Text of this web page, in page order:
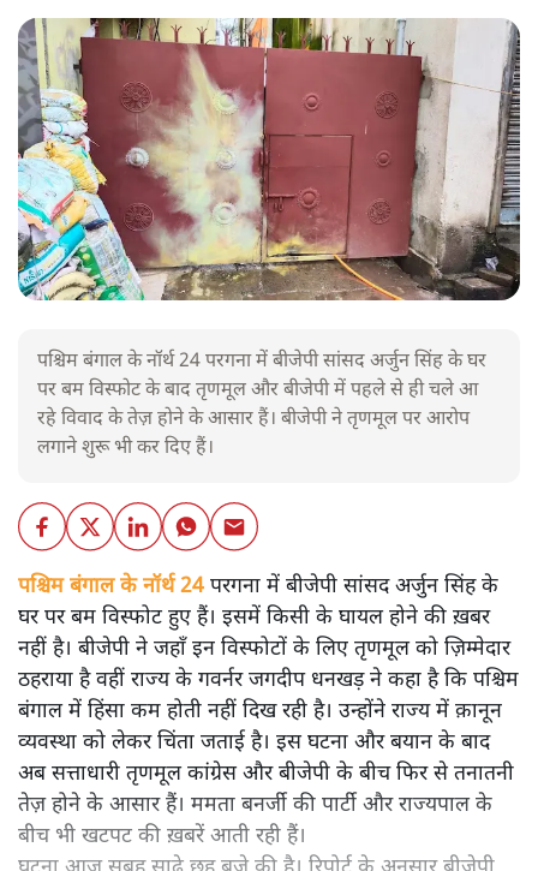
पश्चिम बंगाल के नॉर्थ 24 परगना में बीजेपी सांसद अर्जुन सिंह के घर
पर बम विस्फोट के बाद तृणमूल और बीजेपी में पहले से ही चले आ
रहे विवाद के तेज़ होने के आसार हैं। बीजेपी ने तृणमूल पर आरोप
लगाने शुरू भी कर दिए हैं।
पश्चिम बंगाल के नॉर्थ 24 परगना में बीजेपी सांसद अर्जुन सिंह के
घर पर बम विस्फोट हुए हैं। इसमें किसी के घायल होने की ख़बर
नहीं है। बीजेपी ने जहाँ इन विस्फोटों के लिए तृणमूल को ज़िम्मेदार
ठहराया है वहीं राज्य के गवर्नर जगदीप धनखड़ ने कहा है कि पश्चिम
बंगाल में हिंसा कम होती नहीं दिख रही है। उन्होंने राज्य में क़ानून
व्यवस्था को लेकर चिंता जताई है। इस घटना और बयान के बाद
अब सत्ताधारी तृणमूल कांग्रेस और बीजेपी के बीच फिर से तनातनी
तेज़ होने के आसार हैं। ममता बनर्जी की पार्टी और राज्यपाल के
बीच भी खटपट की ख़बरें आती रही हैं।